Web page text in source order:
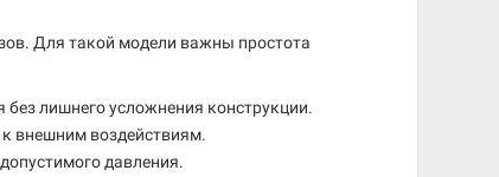
Для такой модели важны простота
лишнего усложнения конструкции.
внешним воздействиям.
давления.